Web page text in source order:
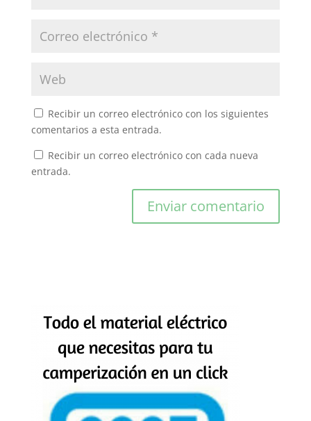
Recibir un correo electrónico con los siguientes
comentarios a esta entrada.
Recibir un correo electrónico con cada nueva
entrada.